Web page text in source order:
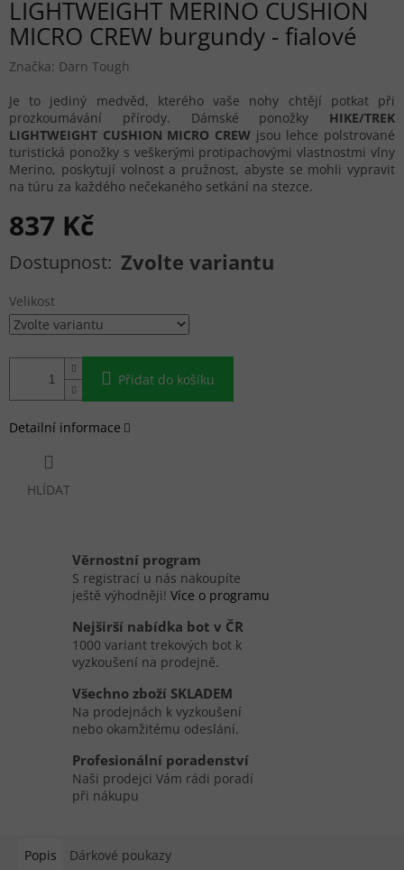
LIGHTWEIGHT MERINO CUSHION
MICRO CREW burgundy - fialové
Značka: Darn Tough
837 Kč
Měrná cena: Zvolte variantu
Velikost
Přidat do košíku
Je to jediný medvěd, kterého vaše nohy chtějí potkat při
prozkoumávání přírody. Dámské ponožky HIKE/TREK
LIGHTWEIGHT CUSHION MICRO CREW jsou lehce polstrované
turistická ponožky s veškerými protipachovými vlastnostmi vlny
Merino, poskytují volnost a pružnost, abyste se mohli vypravit
na túru za každého nečekaného setkání na stezce.
Detailní informace
HLÍDAT
Věrnostní program
S registrací u nás nakoupíte
ještě výhodněji! Více o programu
Nejširší nabídka bot v ČR
1000 variant trekových bot k
vyzkoušení na prodejně.
Všechno zboží SKLADEM
Na prodejnách k vyzkoušení
nebo okamžitému odeslání.
Profesionální poradenství
Naši prodejci Vám rádi poradí
při nákupu
Popis Dárkové poukazy